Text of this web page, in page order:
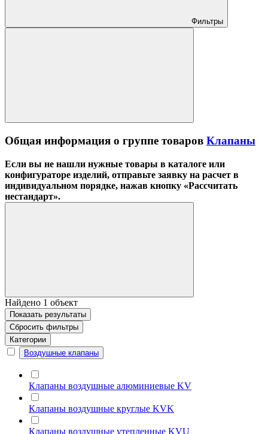
Фильтры
Общая информация о группе товаров Клапаны
Если вы не нашли нужные товары в каталоге или
конфигураторе изделий, отправьте заявку на расчет в
индивидуальном порядке, нажав кнопку «Рассчитать
нестандарт».
Найдено 1 объект
Показать результаты
Сбросить фильтры
Категории
Воздушные клапаны
Клапаны воздушные алюминиевые KV
Клапаны воздушные круглые KVK
Клапаны воздушные утепленные KVU